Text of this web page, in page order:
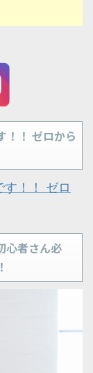
！ ゼロから
！！ ゼロ
心者さん必